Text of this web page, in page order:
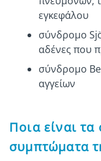
εγκεφάλου
σύνδρομο
αδένες που
σύνδρομο
αγγείων
Ποια είναι
συμπτώματα